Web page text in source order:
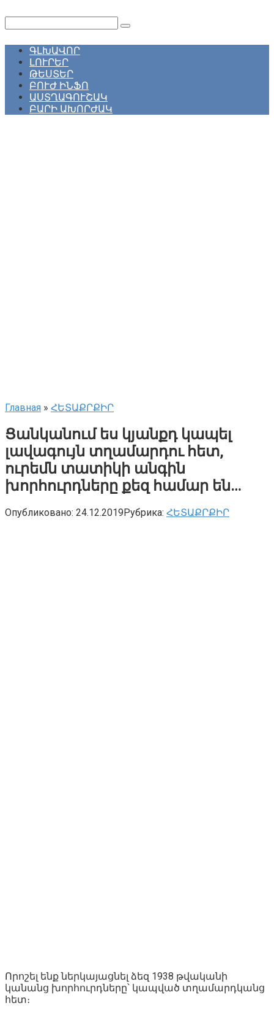
контенту
ԳԼԽԱՎՈՐ
ԼՈՒՐԵՐ
ԹԵՍՏԵՐ
ԲՈՒԺ ԻՆՖՈ
ԱՍՏՂԱԳՈՒՇԱԿ
ԲԱՐԻ ԱԽՈՐԺԱԿ
Главная » ՀԵՏԱՔՐՔԻՐ
Ցանկանում ես կյանքդ կապել
լավագույն տղամարդու հետ,
ուրեմն տատիկի անգին
խորհուրդները քեզ համար են…
Опубликовано: 24.12.2019Рубрика: ՀԵՏԱՔՐՔԻՐ
Որոշել ենք ներկայացնել ձեզ 1938 թվականի
կանանց խորհուրդները՝ կապված տղամարդկանց
հետ։